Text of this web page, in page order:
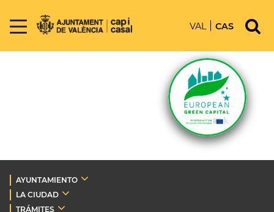
VAL CAS
AYUNTAMIENTO
LA CIUDAD
TRÁMITES